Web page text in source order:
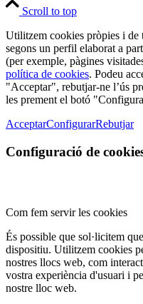
Scroll to top
Utilitzem cookies pròpies i de
segons un perfil elaborat a
(per exemple, pàgines
política de cookies. Podeu
"Acceptar", rebutjar-ne l’ús
les prement el botó
AcceptarConfigurarRebutjar
Configuració de
Com fem servir les cookies
És possible que sol·licitem
dispositiu. Utilitzem cookies
nostres llocs web, com
vostra experiència d'usuari i
nostre lloc web.